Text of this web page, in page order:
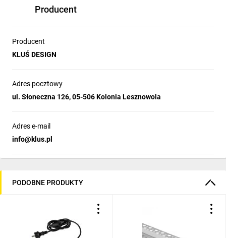
Producent
Producent
KLUŚ DESIGN
Adres pocztowy
ul. Słoneczna 126, 05-506 Kolonia Lesznowola
Adres e-mail
info@klus.pl
PODOBNE PRODUKTY